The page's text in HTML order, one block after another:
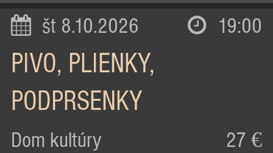
št 8.10.2026 19:00
PIVO, PLIENKY,
PODPRSENKY
Dom kultúry 27 €